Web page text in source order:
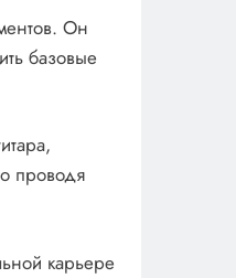
Он
базовые
проводя
карьере